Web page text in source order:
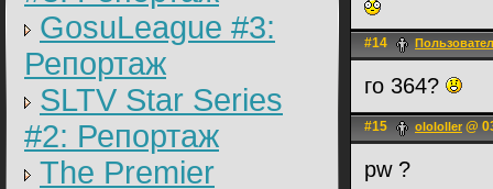
GosuLeague #3:
Репортаж
SLTV Star Series
#2: Репортаж
The Premier
#14
го 364?
#15 olololler @
pw ?